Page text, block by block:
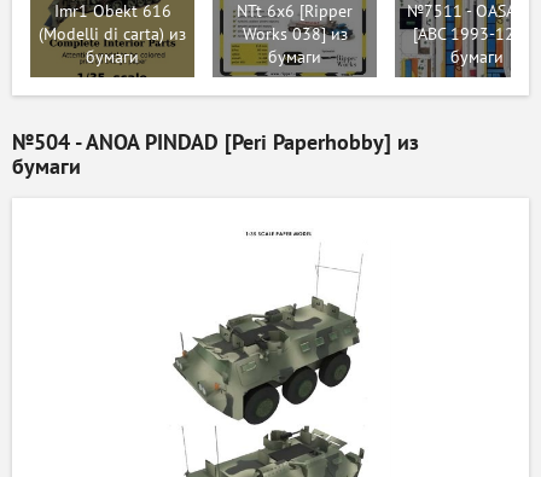
Imr1 Obekt 616
(Modelli di carta) из
бумаги
NTt 6x6 [Ripper
Works 038] из
бумаги
№7511 - OASA
[ABC 1993-12] из
бумаги
№504 - ANOA PINDAD [Peri Paperhobby] из
бумаги